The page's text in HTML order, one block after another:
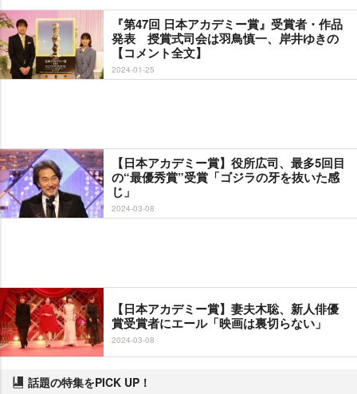
『第47回 日本アカデミー賞』受賞者・作品
発表 授賞式司会は羽鳥慎一、岸井ゆきの
【コメント全文】
2024-01-25
【日本アカデミー賞】役所広司、最多5回目
の“最優秀賞”受賞「ゴジラの牙を抜いた感
じ」
2024-03-08
【日本アカデミー賞】妻夫木聡、新人俳優
賞受賞者にエール「映画は裏切らない」
2024-03-08
話題の特集をPICK UP！